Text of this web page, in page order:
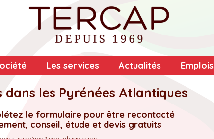
Les services Actualités Emplois
dans les Pyrénées Atlantiques
le formulaire pour être recontacté
conseil, étude et devis gratuits